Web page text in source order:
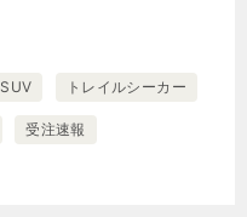
SUV トレイルシーカー
受注速報